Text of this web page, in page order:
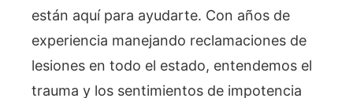
están aquí para ayudarte. Con años de
experiencia manejando reclamaciones de
lesiones en todo el estado, entendemos el
trauma y los sentimientos de impotencia